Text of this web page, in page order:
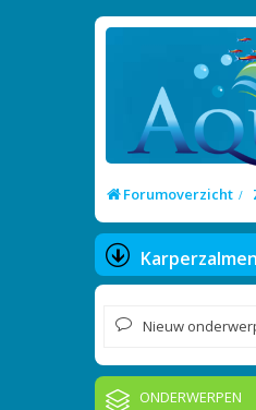
Forumoverzicht
Nieuw
ONDERWERPEN